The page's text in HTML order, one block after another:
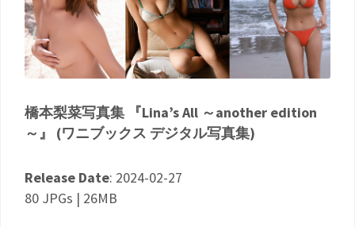
橋本梨菜写真集 『Lina’s All ～another edition
～』 (ワニブックス デジタル写真集)
Release Date: 2024-02-27
80 JPGs | 26MB